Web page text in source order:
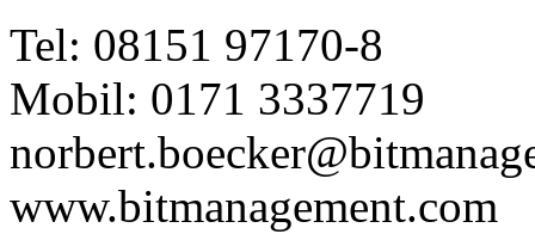
Tel: 08151 97170-8
Mobil: 0171 3337719
www.bitmanagement.com